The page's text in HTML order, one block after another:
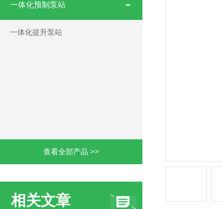
一体化预制泵站
一体化提升泵站
查看全部产品 >>
相关文章